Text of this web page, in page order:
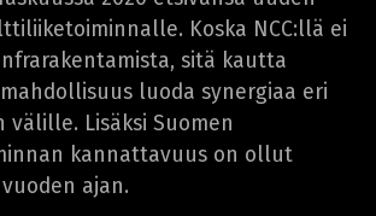
Koska NCC:llä ei
sitä kautta
luoda synergiaa eri
välille. Lisäksi Suomen
kannattavuus on ollut
ajan.